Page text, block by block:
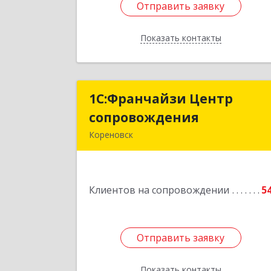
Отправить заявку
Показать контакты
Отправить заявку
Назад
1С:Франчайзи Центр
сопровождения
Кореновск
Клиентов на сопровождении
Отправить заявку
1С:Франчайзи Центр
сопровождения
Отправить заявку